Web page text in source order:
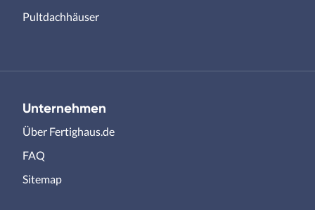
Pultdachhäuser
Unternehmen
Über Fertighaus.de
FAQ
Sitemap